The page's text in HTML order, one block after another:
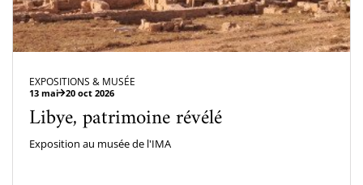
EXPOSITIONS & MUSÉE
13 mai 20 oct 2026
Libye, patrimoine révélé
Exposition au musée de l'IMA